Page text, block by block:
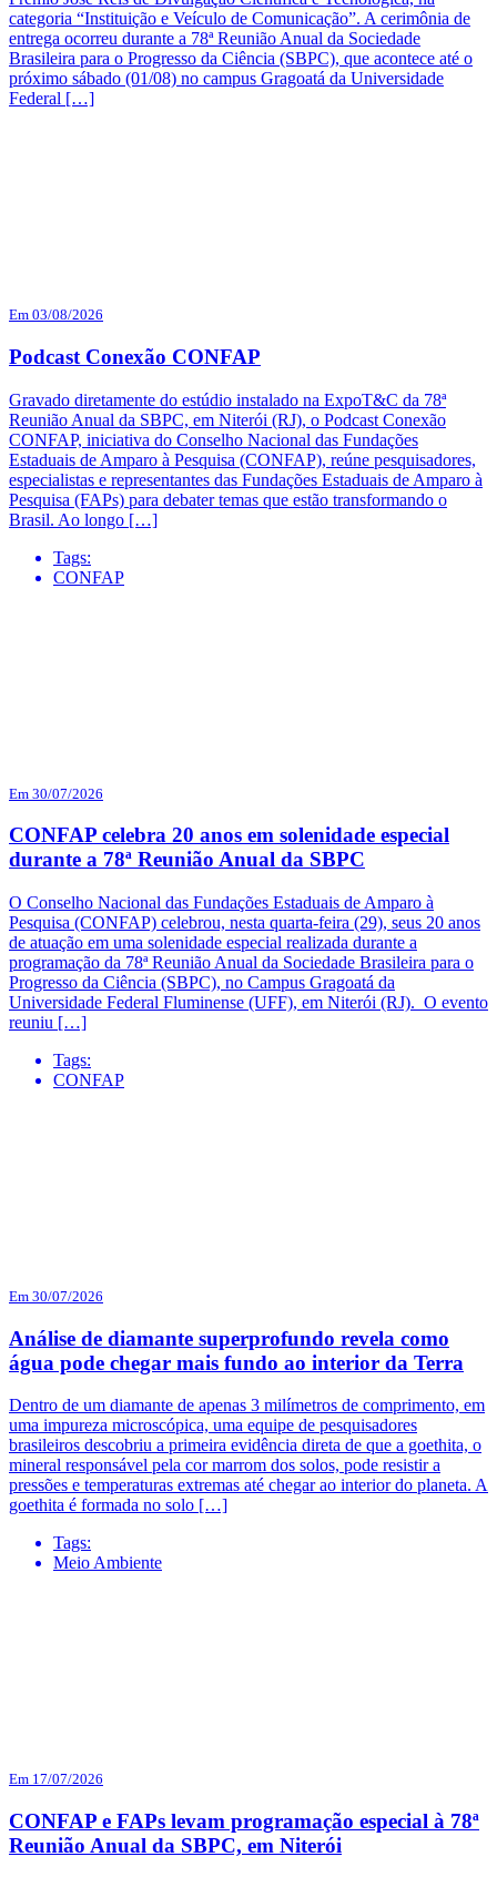
categoria “Instituição e Veículo de Comunicação”. A cerimônia de
entrega ocorreu durante a 78ª Reunião Anual da Sociedade
Brasileira para o Progresso da Ciência (SBPC), que acontece até o
próximo sábado (01/08) no campus Gragoatá da Universidade
Federal […]
Em 03/08/2026
Podcast Conexão CONFAP
Gravado diretamente do estúdio instalado na ExpoT&C da 78ª
Reunião Anual da SBPC, em Niterói (RJ), o Podcast Conexão
CONFAP, iniciativa do Conselho Nacional das Fundações
Estaduais de Amparo à Pesquisa (CONFAP), reúne pesquisadores,
especialistas e representantes das Fundações Estaduais de Amparo à
Pesquisa (FAPs) para debater temas que estão transformando o
Brasil. Ao longo […]
Tags:
CONFAP
Em 30/07/2026
CONFAP celebra 20 anos em solenidade especial
durante a 78ª Reunião Anual da SBPC
O Conselho Nacional das Fundações Estaduais de Amparo à
Pesquisa (CONFAP) celebrou, nesta quarta-feira (29), seus 20 anos
de atuação em uma solenidade especial realizada durante a
programação da 78ª Reunião Anual da Sociedade Brasileira para o
Progresso da Ciência (SBPC), no Campus Gragoatá da
Universidade Federal Fluminense (UFF), em Niterói (RJ). O evento
reuniu […]
Tags:
CONFAP
Em 30/07/2026
Análise de diamante superprofundo revela como
água pode chegar mais fundo ao interior da Terra
Dentro de um diamante de apenas 3 milímetros de comprimento, em
uma impureza microscópica, uma equipe de pesquisadores
brasileiros descobriu a primeira evidência direta de que a goethita, o
mineral responsável pela cor marrom dos solos, pode resistir a
pressões e temperaturas extremas até chegar ao interior do planeta. A
goethita é formada no solo […]
Tags:
Meio Ambiente
Em 17/07/2026
CONFAP e FAPs levam programação especial à 78ª
Reunião Anual da SBPC, em Niterói